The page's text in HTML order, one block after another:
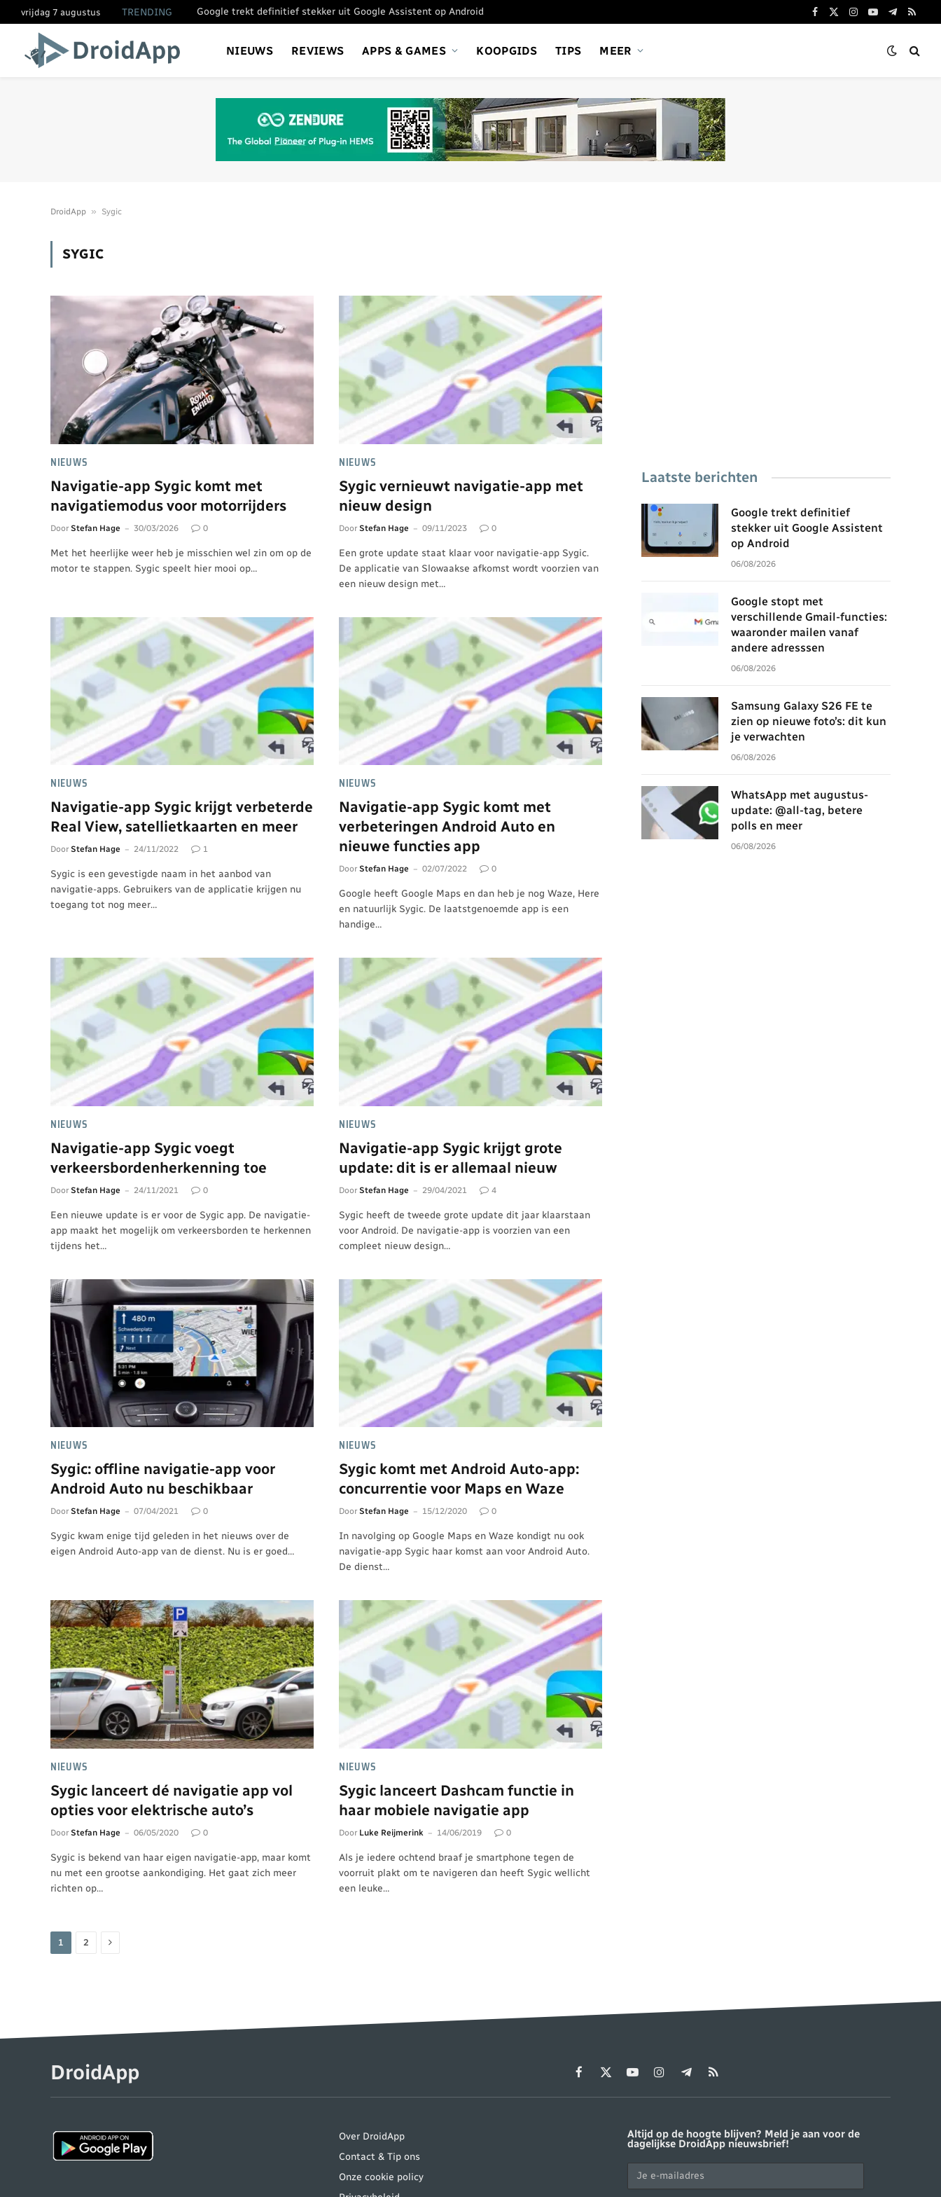
vrijdag 7 augustus TRENDING Google trekt definitief stekker uit Google Assistent op Android
Facebook
X
Instagram
YouTube
Telegram
RSS
NIEUWS REVIEWS APPS & GAMES KOOPGIDS TIPS MEER
DroidApp » Sygic
SYGIC
NIEUWS
Navigatie-app Sygic komt met
navigatiemodus voor motorrijders
Door Stefan Hage 30/03/2026 0
Met het heerlijke weer heb je misschien wel zin om op de
motor te stappen. Sygic speelt hier mooi op…
NIEUWS
Sygic vernieuwt navigatie-app met
nieuw design
Door Stefan Hage 09/11/2023 0
Een grote update staat klaar voor navigatie-app Sygic.
De applicatie van Slowaakse afkomst wordt voorzien van
een nieuw design met…
NIEUWS
Navigatie-app Sygic krijgt verbeterde
Real View, satellietkaarten en meer
Door Stefan Hage 24/11/2022 1
Sygic is een gevestigde naam in het aanbod van
navigatie-apps. Gebruikers van de applicatie krijgen nu
toegang tot nog meer…
NIEUWS
Navigatie-app Sygic komt met
verbeteringen Android Auto en
nieuwe functies app
Door Stefan Hage 02/07/2022 0
Google heeft Google Maps en dan heb je nog Waze, Here
en natuurlijk Sygic. De laatstgenoemde app is een
handige…
NIEUWS
Navigatie-app Sygic voegt
verkeersbordenherkenning toe
Door Stefan Hage 24/11/2021 0
Een nieuwe update is er voor de Sygic app. De navigatie-
app maakt het mogelijk om verkeersborden te herkennen
tijdens het…
NIEUWS
Navigatie-app Sygic krijgt grote
update: dit is er allemaal nieuw
Door Stefan Hage 29/04/2021 4
Sygic heeft de tweede grote update dit jaar klaarstaan
voor Android. De navigatie-app is voorzien van een
compleet nieuw design…
NIEUWS
Sygic: offline navigatie-app voor
Android Auto nu beschikbaar
Door Stefan Hage 07/04/2021 0
Sygic kwam enige tijd geleden in het nieuws over de
eigen Android Auto-app van de dienst. Nu is er goed…
NIEUWS
Sygic komt met Android Auto-app:
concurrentie voor Maps en Waze
Door Stefan Hage 15/12/2020 0
In navolging op Google Maps en Waze kondigt nu ook
navigatie-app Sygic haar komst aan voor Android Auto.
De dienst…
NIEUWS
Sygic lanceert dé navigatie app vol
opties voor elektrische auto’s
Door Stefan Hage 06/05/2020 0
Sygic is bekend van haar eigen navigatie-app, maar komt
nu met een grootse aankondiging. Het gaat zich meer
richten op…
NIEUWS
Sygic lanceert Dashcam functie in
haar mobiele navigatie app
Door Luke Reijmerink 14/06/2019 0
Als je iedere ochtend braaf je smartphone tegen de
voorruit plakt om te navigeren dan heeft Sygic wellicht
een leuke…
1 2 Volgende
Laatste berichten
Google trekt definitief
stekker uit Google Assistent
op Android
06/08/2026
Google stopt met
verschillende Gmail-functies:
waaronder mailen vanaf
andere adresssen
06/08/2026
Samsung Galaxy S26 FE te
zien op nieuwe foto’s: dit kun
je verwachten
06/08/2026
WhatsApp met augustus-
update: @all-tag, betere
polls en meer
06/08/2026
DroidApp Facebook
X
YouTubeInstagramTelegram
RSS
Over DroidApp
Contact & Tip ons
Onze cookie policy
Altijd op de hoogte blijven? Meld je aan voor de
dagelijkse DroidApp nieuwsbrief!